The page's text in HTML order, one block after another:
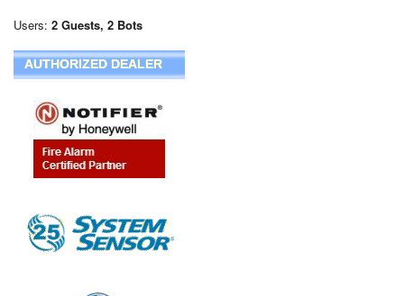
Users: 2 Guests, 2 Bots
AUTHORIZED DEALER